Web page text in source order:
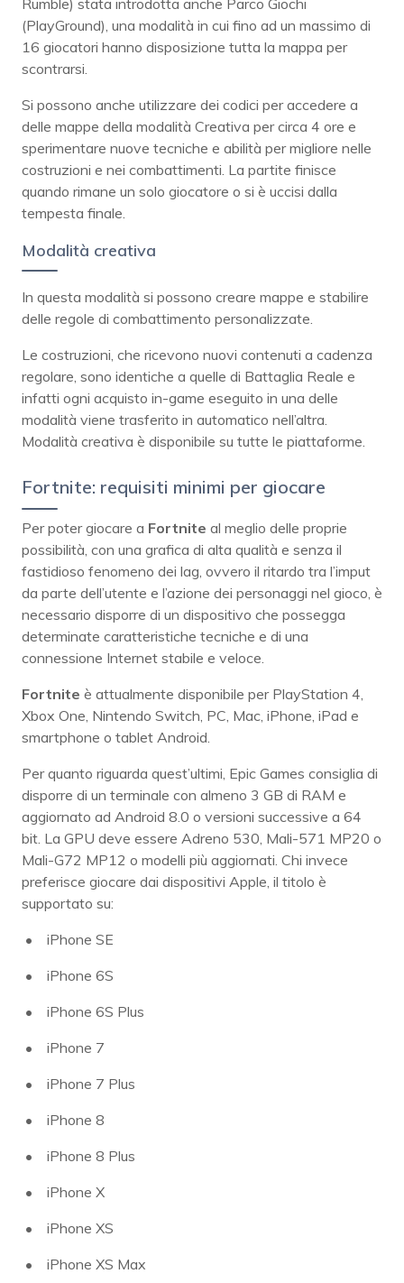
Rumble) stata introdotta anche Parco Giochi
(PlayGround), una modalità in cui fino ad un massimo di
16 giocatori hanno disposizione tutta la mappa per
scontrarsi.
Si possono anche utilizzare dei codici per accedere a
delle mappe della modalità Creativa per circa 4 ore e
sperimentare nuove tecniche e abilità per migliore nelle
costruzioni e nei combattimenti. La partite finisce
quando rimane un solo giocatore o si è uccisi dalla
tempesta finale.
Modalità creativa
In questa modalità si possono creare mappe e stabilire
delle regole di combattimento personalizzate.
Le costruzioni, che ricevono nuovi contenuti a cadenza
regolare, sono identiche a quelle di Battaglia Reale e
infatti ogni acquisto in-game eseguito in una delle
modalità viene trasferito in automatico nell’altra.
Modalità creativa è disponibile su tutte le piattaforme.
Fortnite: requisiti minimi per giocare
Per poter giocare a Fortnite al meglio delle proprie
possibilità, con una grafica di alta qualità e senza il
fastidioso fenomeno dei lag, ovvero il ritardo tra l’imput
da parte dell’utente e l’azione dei personaggi nel gioco, è
necessario disporre di un dispositivo che possegga
determinate caratteristiche tecniche e di una
connessione Internet stabile e veloce.
Fortnite è attualmente disponibile per PlayStation 4,
Xbox One, Nintendo Switch, PC, Mac, iPhone, iPad e
smartphone o tablet Android.
Per quanto riguarda quest’ultimi, Epic Games consiglia di
disporre di un terminale con almeno 3 GB di RAM e
aggiornato ad Android 8.0 o versioni successive a 64
bit. La GPU deve essere Adreno 530, Mali-571 MP20 o
Mali-G72 MP12 o modelli più aggiornati. Chi invece
preferisce giocare dai dispositivi Apple, il titolo è
supportato su:
iPhone SE
iPhone 6S
iPhone 6S Plus
iPhone 7
iPhone 7 Plus
iPhone 8
iPhone 8 Plus
iPhone X
iPhone XS
iPhone XS Max